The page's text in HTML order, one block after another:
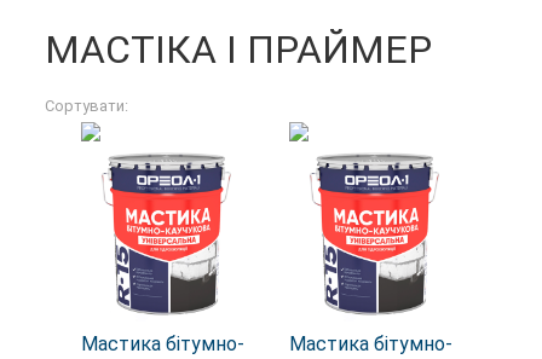
МАСТІКА І ПРАЙМЕР
Сортувати:
Мастика бітумно-
Мастика бітумно-